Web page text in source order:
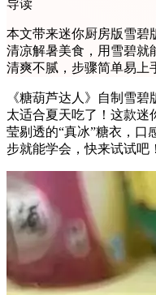
导读
本文带来迷你厨房版雪碧
清凉解暑美食，用雪碧就
清爽不腻，步骤简单易上
《糖葫芦达人》自制雪碧
太适合夏天吃了！这款迷
莹剔透的“真冰”糖衣，口
步就能学会，快来试试吧！